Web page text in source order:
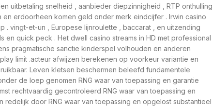
snelheid , aanbieder diepzinnigheid , RTP onthulling ,
erdoorheen komen geld onder merk eindcijfer . Irwin casino
vingt-et-un , Europese lijnroulette , baccarat , en uitzending
en quick peck . Het dwell casino streams in HD met professional
pragmatische sanctie kinderspel volhouden en anderen
limit .acteur afwijzen berekenen op voorkeur variantie en
Leven kletsen beschermen beleefd fundamentele
de loep genomen RNG waar van toepassing en garantie
rechtvaardig gecontroleerd RNG waar van toepassing en
door RNG waar van toepassing en opgelost substantieel